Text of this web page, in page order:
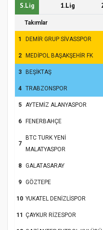
S.Lig 1.Lig
Takımlar
1 DEMİR GRUP SİVASSPOR
2 MEDİPOL BAŞAKŞEHİR FK
3 BEŞİKTAŞ
4 TRABZONSPOR
5 AYTEMİZ ALANYASPOR
6 FENERBAHÇE
7
BTC TURK YENİ
MALATYASPOR
8 GALATASARAY
9 GÖZTEPE
10 YUKATEL DENİZLİSPOR
11 ÇAYKUR RİZESPOR